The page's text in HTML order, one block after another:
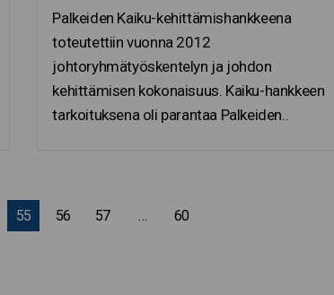
Palkeiden Kaiku-kehittämishankkeena
toteutettiin vuonna 2012
johtoryhmätyöskentelyn ja johdon
kehittämisen kokonaisuus. Kaiku-hankkeen
tarkoituksena oli parantaa Palkeiden..
55 56 57 60